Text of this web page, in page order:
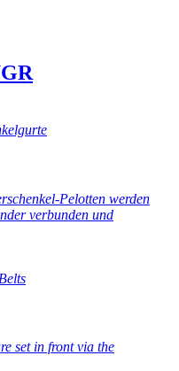
Pelotten werden
verbunden und
set in front via the